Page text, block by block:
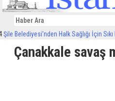
Halk Sağlığı İçin Sıkı
Çanakkale savaş